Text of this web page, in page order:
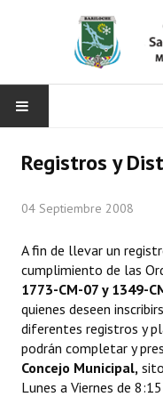
Integrantes del
Comisiones
Comisiones Especiales
Concejales Mandato
Registros y
04 Septiembre 2008
A fin de llevar un
cumplimiento de las
1773-CM-07 y 1349-
quienes deseen
diferentes registros y
podrán completar y
Concejo Municipal,
Lunes a Viernes de